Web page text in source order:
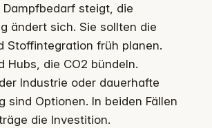
Dampfbedarf steigt, die
ändert sich. Sie sollten die
Stoffintegration früh planen.
Hubs, die CO2 bündeln.
Industrie oder dauerhafte
sind Optionen. In beiden Fällen
die Investition.